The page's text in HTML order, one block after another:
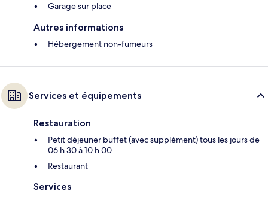
Garage sur place
Autres informations
Hébergement non-fumeurs
Services et équipements
Restauration
Petit déjeuner buffet (avec supplément) tous les jours de
06 h 30 à 10 h 00
Restaurant
Services